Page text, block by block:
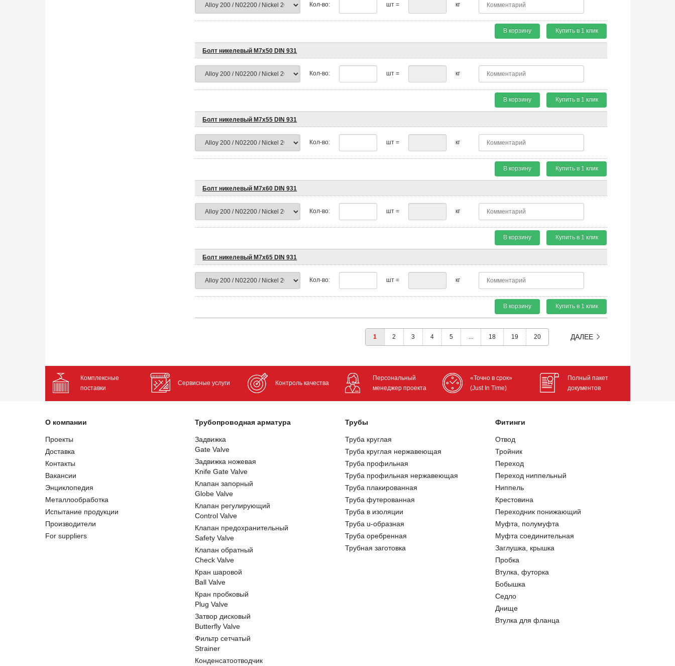
Кол-во: шт = кг
В корзину Купить в 1 клик
Болт никелевый М7х50 DIN 931
Кол-во: шт = кг
В корзину Купить в 1 клик
Болт никелевый М7х55 DIN 931
Кол-во: шт = кг
В корзину Купить в 1 клик
Болт никелевый М7х60 DIN 931
Кол-во: шт = кг
В корзину Купить в 1 клик
Болт никелевый М7х65 DIN 931
Кол-во: шт = кг
В корзину Купить в 1 клик
1 2 3 4 5 ... 18 19 20 ДАЛЕЕ
Комплексные
поставки
Сервисные услуги Контроль качества
Персональный
менеджер проекта
«Точно в срок»
(Just In Time)
Полный пакет
документов
О компании
Проекты
Доставка
Контакты
Вакансии
Энциклопедия
Металлообработка
Испытание продукции
Производители
For suppliers
Трубопроводная арматура
Задвижка
Gate Valve
Задвижка ножевая
Knife Gate Valve
Клапан запорный
Globe Valve
Клапан регулирующий
Control Valve
Клапан предохранительный
Safety Valve
Клапан обратный
Check Valve
Кран шаровой
Ball Valve
Кран пробковый
Plug Valve
Затвор дисковый
Butterfly Valve
Фильтр сетчатый
Strainer
Конденсатоотводчик
Трубы
Труба круглая
Труба круглая нержавеющая
Труба профильная
Труба профильная нержавеющая
Труба плакированная
Труба футерованная
Труба в изоляции
Труба u-образная
Труба оребренная
Трубная заготовка
Фитинги
Отвод
Тройник
Переход
Переход ниппельный
Ниппель
Крестовина
Переходник понижающий
Муфта, полумуфта
Муфта соединительная
Заглушка, крышка
Пробка
Втулка, футорка
Бобышка
Седло
Днище
Втулка для фланца